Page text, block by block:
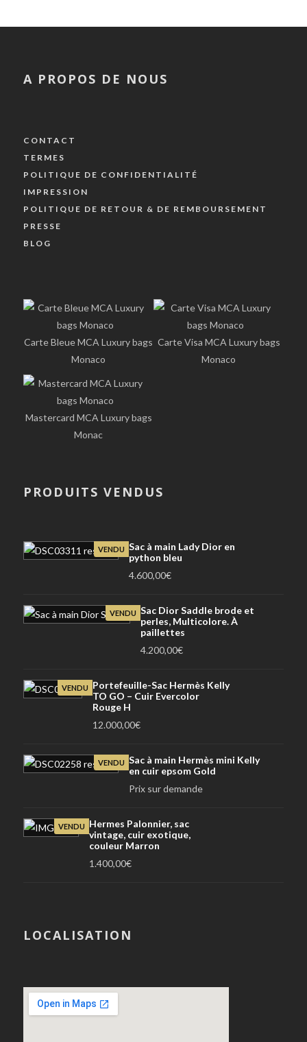
A PROPOS DE NOUS
CONTACT
TERMES
POLITIQUE DE CONFIDENTIALITÉ
IMPRESSION
POLITIQUE DE RETOUR & DE REMBOURSEMENT
PRESSE
BLOG
Carte Bleue MCA Luxury bags
Monaco
Carte Visa MCA Luxury bags
Monaco
Mastercard MCA Luxury bags
Monac
PRODUITS VENDUS
VENDU Sac à main Lady Dior en
python bleu
4.600,00€
VENDU Sac Dior Saddle brode et
perles, Multicolore. À
paillettes
4.200,00€
VENDU
Portefeuille-Sac Hermès Kelly
TO GO – Cuir Evercolor
Rouge H
12.000,00€
VENDU Sac à main Hermès mini Kelly
en cuir epsom Gold
Prix sur demande
VENDU
Hermes Palonnier, sac
vintage, cuir exotique,
couleur Marron
1.400,00€
LOCALISATION